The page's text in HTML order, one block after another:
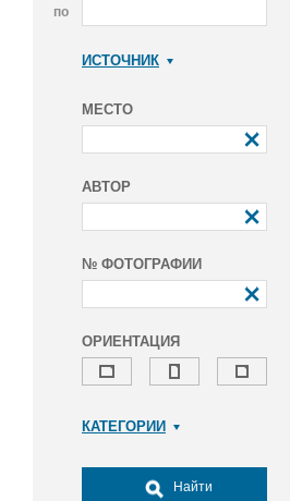
по
ИСТОЧНИК
МЕСТО
АВТОР
№ ФОТОГРАФИИ
ОРИЕНТАЦИЯ
КАТЕГОРИИ
Досуг, туризм и отдых
Найти